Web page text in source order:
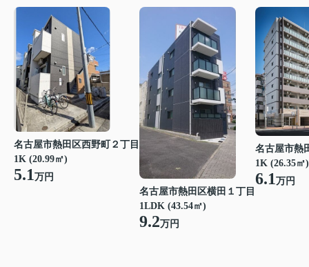
名古屋市熱田区西野町２丁目
1K (20.99㎡)
5.1万円
名古屋市熱田区横田１丁目
1LDK (43.54㎡)
9.2万円
名古屋市熱
1K (26.35㎡)
6.1万円